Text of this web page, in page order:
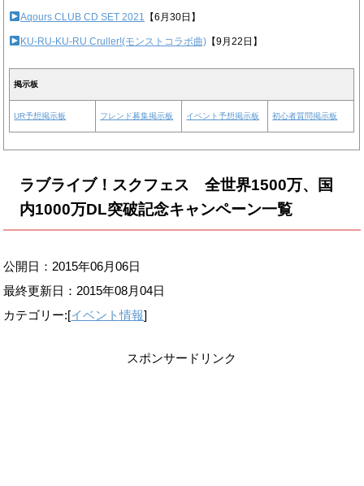
Aqours CLUB CD SET 2021 【6月30日】
KU-RU-KU-RU Cruller!(モンストコラボ曲) 【9月22日】
掲示板
UR予想掲示板 フレンド募集掲示板 イベント予想掲示板 初心者質問掲示板
ラブライブ！スクフェス 全世界1500万、国
内1000万DL突破記念キャンペーン一覧
公開日：2015年06月06日
最終更新日： 2015年08月04日
カテゴリー:[イベント情報]
スポンサードリンク